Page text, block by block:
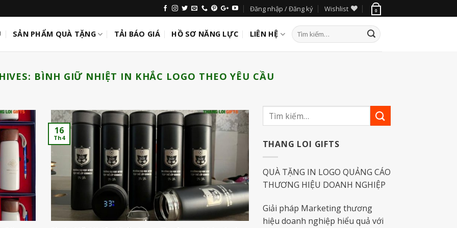
Đăng nhập / Đăng ký Wishlist 0
SẢN PHẨM QUÀ TẶNG TẢI BÁO GIÁ HỒ SƠ NĂNG LỰC LIÊN HỆ
BÌNH GIỮ NHIỆT IN KHẮC LOGO THEO YÊU CẦU
16
Th4
THANG LOI GIFTS
QUÀ TẶNG IN LOGO QUẢNG CÁO
THƯƠNG HIỆU DOANH NGHIỆP
Giải pháp Marketing thương
hiệu doanh nghiệp hiểu quả với